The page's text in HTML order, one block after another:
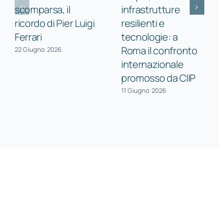
scomparsa, il
ricordo di Pier Luigi
Ferrari
22 Giugno 2026
infrastrutture
resilienti e
tecnologie: a
Roma il confronto
internazionale
promosso da CIIP
11 Giugno 2026